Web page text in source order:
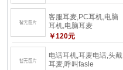
客服耳麦,PC耳机,电脑
耳机,电脑耳麦
￥120元
电话耳机,耳麦电话,头戴
耳麦,呼叫fasle